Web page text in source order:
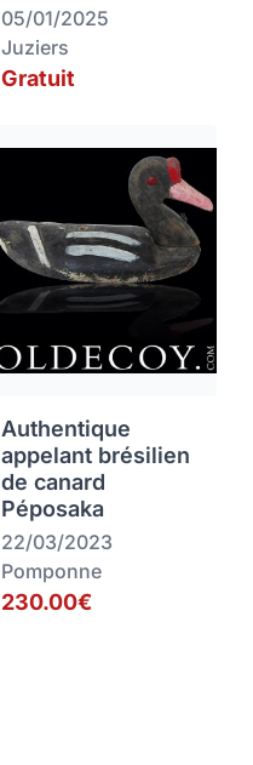
05/01/2025
Juziers
Gratuit
Authentique
appelant brésilien
de canard
Péposaka
22/03/2023
Pomponne
230.00€